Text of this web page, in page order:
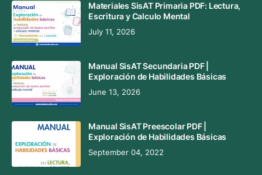
Materiales SisAT Primaria PDF: Lectura,
Escritura y Calculo Mental
July 11, 2026
Manual SisAT Secundaria PDF |
Exploración de Habilidades Básicas
June 13, 2026
Manual SisAT Preescolar PDF |
Exploración de Habilidades Básicas
September 04, 2022